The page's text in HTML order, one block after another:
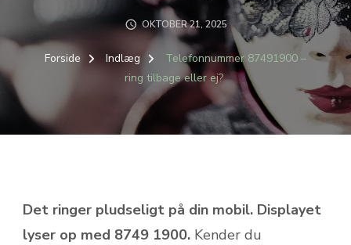
OKTOBER 21, 2025
Forside Indlæg
Telefonnummer 87491900 –
ring tilbage eller ej?
Det ringer pludseligt på din mobil. Displayet
lyser op med 8749 1900. Kender du